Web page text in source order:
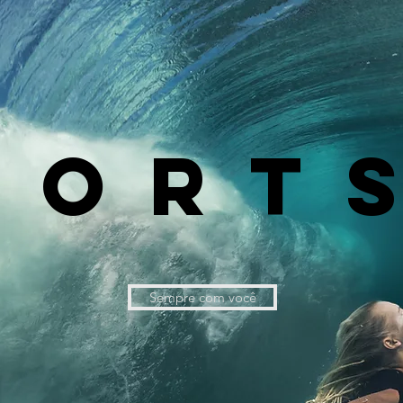
Sempre com você